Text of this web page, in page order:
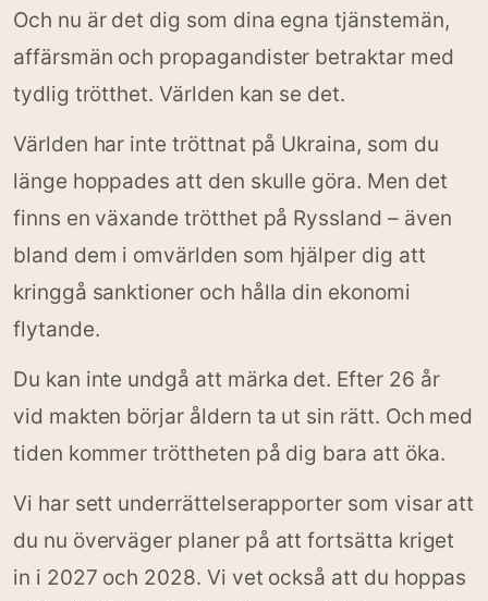
Och nu är det dig som dina egna tjänstemän,
affärsmän och propagandister betraktar med
tydlig trötthet. Världen kan se det.
Världen har inte tröttnat på Ukraina, som du
länge hoppades att den skulle göra. Men det
finns en växande trötthet på Ryssland – även
bland dem i omvärlden som hjälper dig att
kringgå sanktioner och hålla din ekonomi
flytande.
Du kan inte undgå att märka det. Efter 26 år
vid makten börjar åldern ta ut sin rätt. Och med
tiden kommer tröttheten på dig bara att öka.
Vi har sett underrättelserapporter som visar att
du nu överväger planer på att fortsätta kriget
in i 2027 och 2028. Vi vet också att du hoppas